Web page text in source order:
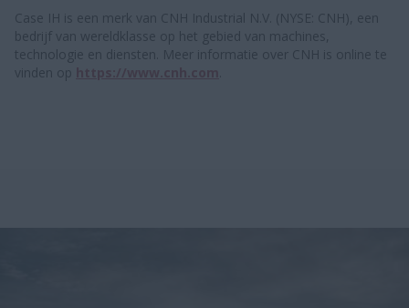
Case IH is een merk van CNH Industrial N.V. (NYSE: CNH), een
bedrijf van wereldklasse op het gebied van machines,
technologie en diensten. Meer informatie over CNH is online te
vinden op